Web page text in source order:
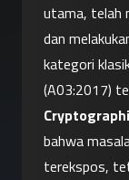
utama, telah
dan
kategori
(A03:2017)
bahwa
terekspos,